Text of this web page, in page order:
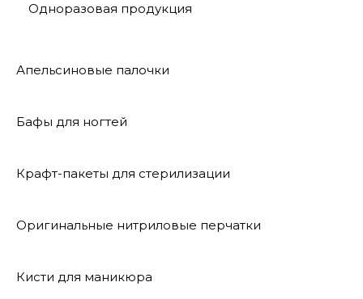
Одноразовая продукция
Апельсиновые палочки
Бафы для ногтей
Крафт-пакеты для стерилизации
Оригинальные нитриловые перчатки
Кисти для маникюра